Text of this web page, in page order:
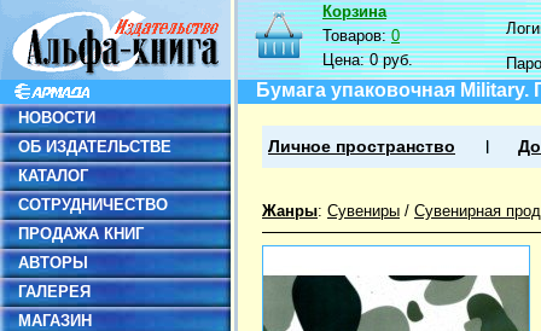
НОВОСТИ
ОБ ИЗДАТЕЛЬСТВЕ
КАТАЛОГ
СОТРУДНИЧЕСТВО
ПРОДАЖА КНИГ
АВТОРЫ
ГАЛЕРЕЯ
МАГАЗИН
Корзина
Товаров:0
Цена:0 руб.
Бумага упаковочная Military.
Личное пространство
Жанры: Сувениры / Сувенирная